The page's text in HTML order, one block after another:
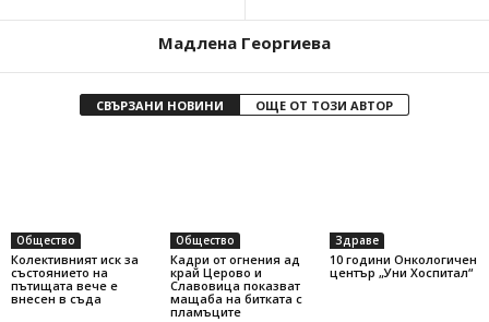
Мадлена Георгиева
СВЪРЗАНИ НОВИНИ ОЩЕ ОТ ТОЗИ АВТОР
Общество
Колективният иск за
състоянието на
пътищата вече е
внесен в съда
Общество
Кадри от огнения ад
край Церово и
Славовица показват
мащаба на битката с
пламъците
Здраве
10 години Онкологичен
център „Уни Хоспитал“